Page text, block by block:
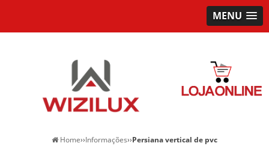
MENU
Home››Informações››Persiana vertical de pvc